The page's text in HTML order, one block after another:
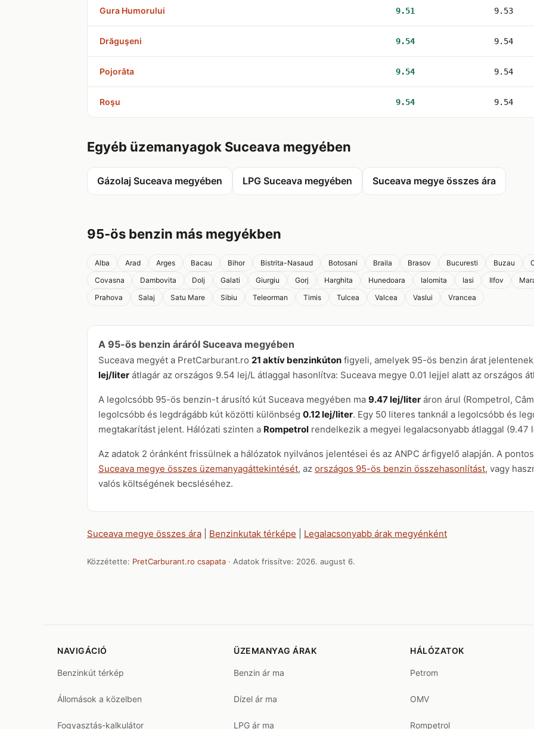
Gura Humorului 9.51 9.53
Drăguşeni 9.54 9.54
Pojorâta 9.54 9.54
Roşu 9.54 9.54
Egyéb üzemanyagok Suceava megyében
Gázolaj Suceava megyében LPG Suceava megyében Suceava megye összes ára
95-ös benzin más megyékben
Alba Arad Arges Bacau Bihor Bistrita-Nasaud Botosani Braila Brasov Bucuresti Buzau
Covasna
Dambovita Dolj Galati Giurgiu Gorj Harghita Hunedoara Ialomita Iasi Ilfov
Prahova
Salaj Satu Mare Sibiu Teleorman Timis Tulcea Valcea Vaslui Vrancea
A 95-ös benzin áráról Suceava megyében
Suceava megyét a PretCarburant.ro 21 aktív benzinkúton figyeli, amelyek 95-ös benzin árat
lej/liter átlagár az országos 9.54 lej/L átlaggal hasonlítva: Suceava megye 0.01 lejjel alatt az országos
A legolcsóbb 95-ös benzin-t árusító kút Suceava megyében ma 9.47 lej/liter áron árul (Rompetrol,
legolcsóbb és legdrágább kút közötti különbség 0.12 lej/liter. Egy 50 literes tanknál a legolcsóbb és
megtakarítást jelent. Hálózati szinten a Rompetrol rendelkezik a megyei legalacsonyabb átlaggal (9.47
Az adatok 2 óránként frissülnek a hálózatok nyilvános jelentései és az ANPC árfigyelő alapján. A
Suceava megye összes üzemanyagáttekintését, az országos 95-ös benzin összehasonlítást, vagy
valós költségének becsléséhez.
Suceava megye összes ára Benzinkutak térképe Legalacsonyabb árak megyénként
Közzétette: PretCarburant.ro csapata · Adatok frissítve: 2026. august 6.
NAVIGÁCIÓ
Benzinkút térkép
Állomások a közelben
Fogyasztás-kalkulátor
ÜZEMANYAG ÁRAK
Benzin ár ma
Dízel ár ma
LPG ár ma
HÁLÓZATOK
Petrom
OMV
Rompetrol